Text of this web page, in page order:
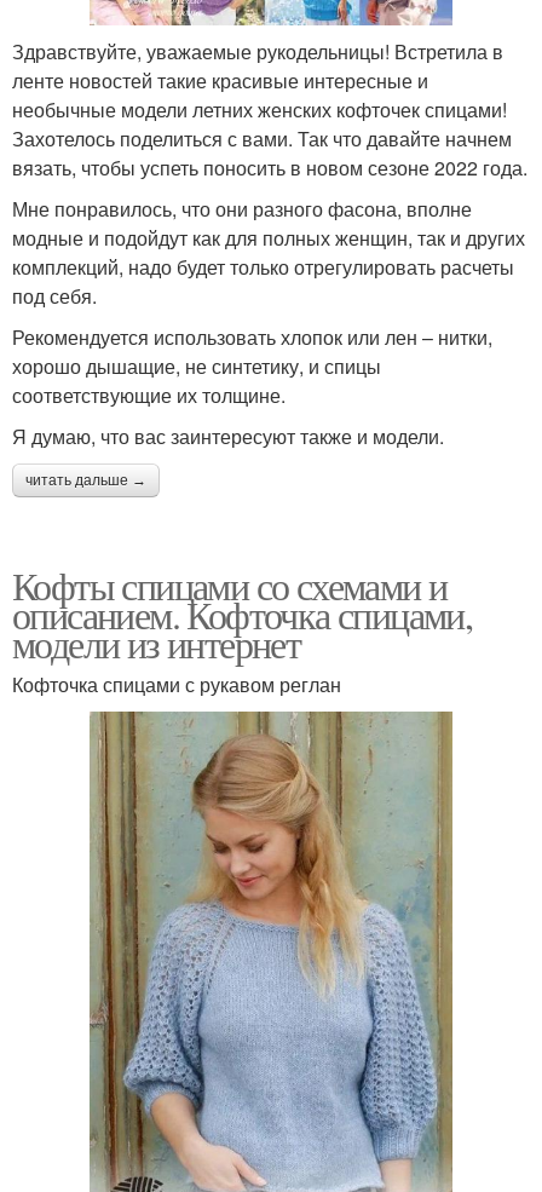
Здравствуйте, уважаемые рукодельницы! Встретила в
ленте новостей такие красивые интересные и
необычные модели летних женских кофточек спицами!
Захотелось поделиться с вами. Так что давайте начнем
вязать, чтобы успеть поносить в новом сезоне 2022 года.
Мне понравилось, что они разного фасона, вполне
модные и подойдут как для полных женщин, так и других
комплекций, надо будет только отрегулировать расчеты
под себя.
Рекомендуется использовать хлопок или лен – нитки,
хорошо дышащие, не синтетику, и спицы
соответствующие их толщине.
Я думаю, что вас заинтересуют также и модели.
читать дальше →
Кофты спицами со схемами и
описанием. Кофточка спицами,
модели из интернет
Кофточка спицами с рукавом реглан